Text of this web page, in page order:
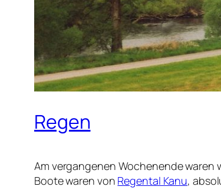
Regen
Am vergangenen Wochenende waren
Boote waren von Regental Kanu,